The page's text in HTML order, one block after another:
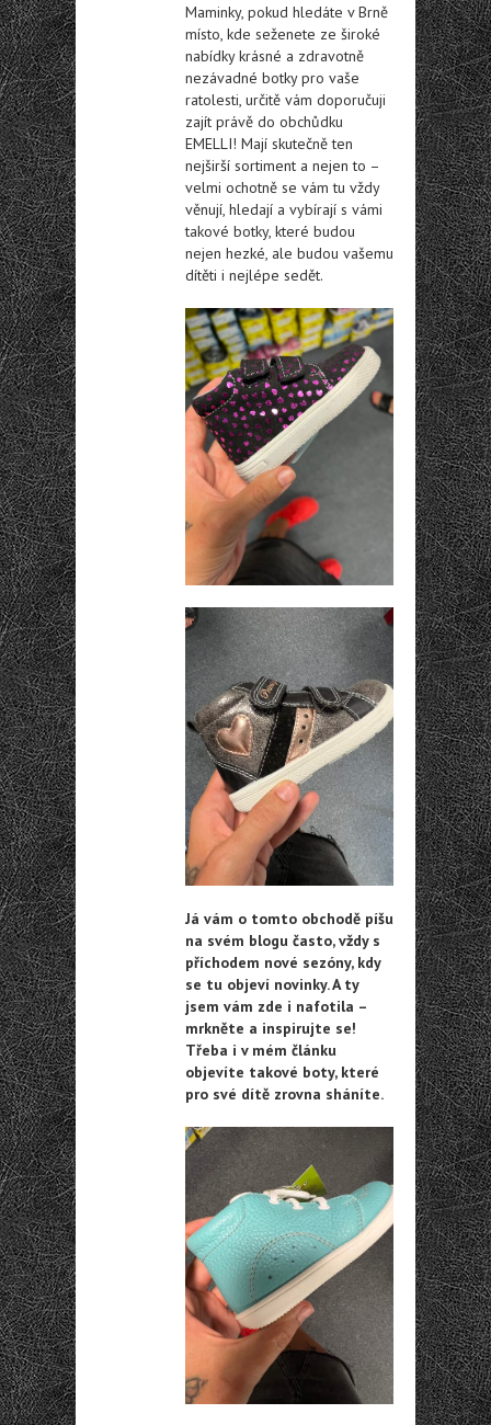
Maminky, pokud hledáte v Brně
místo, kde seženete ze široké
nabídky krásné a zdravotně
nezávadné botky pro vaše
ratolesti, určitě vám doporučuji
zajít právě do obchůdku
EMELLI! Mají skutečně ten
nejširší sortiment a nejen to –
velmi ochotně se vám tu vždy
věnují, hledají a vybírají s vámi
takové botky, které budou
nejen hezké, ale budou vašemu
dítěti i nejlépe sedět.
Já vám o tomto obchodě píšu
na svém blogu často, vždy s
příchodem nové sezóny, kdy
se tu objeví novinky. A ty
jsem vám zde i nafotila –
mrkněte a inspirujte se!
Třeba i v mém článku
objevíte takové boty, které
pro své dítě zrovna sháníte.